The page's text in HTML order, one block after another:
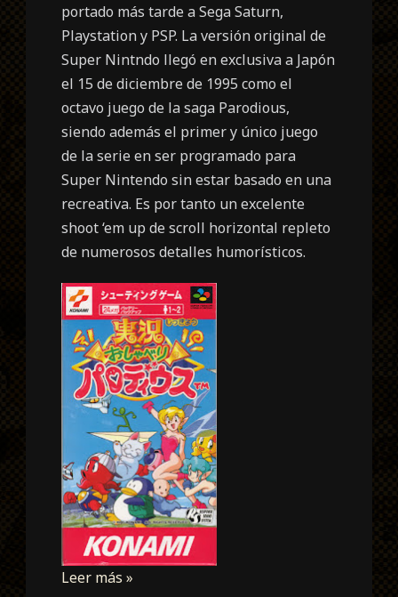
portado más tarde a Sega Saturn,
Playstation y PSP. La versión original de
Super Nintndo llegó en exclusiva a Japón
el 15 de diciembre de 1995 como el
octavo juego de la saga Parodious,
siendo además el primer y único juego
de la serie en ser programado para
Super Nintendo sin estar basado en una
recreativa. Es por tanto un excelente
shoot ‘em up de scroll horizontal repleto
de numerosos detalles humorísticos.
Leer más »